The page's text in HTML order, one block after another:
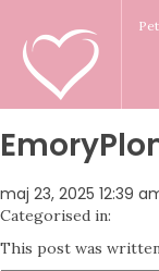
maj 23, 2025 12:39
Categorised in:
This post was